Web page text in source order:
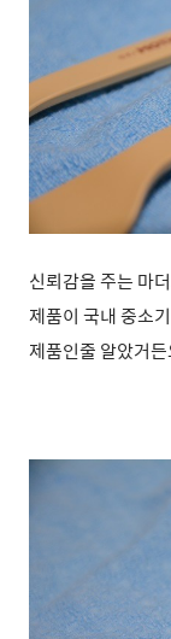
신뢰감을 주는 마
제품이 국내 중소
제품인줄 알았거